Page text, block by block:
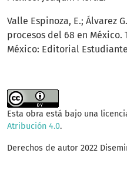
Valle Espinoza, E.; Álvarez
procesos del 68 en
México: Editorial
Esta obra está bajo una
Atribución 4.0.
Derechos de autor 2022